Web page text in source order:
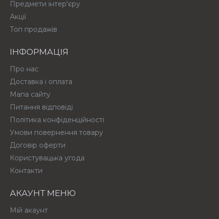
Предмети інтер'єру
Акції
Топ продажів
ІНФОРМАЦІЯ
Про нас
Доставка і оплата
Мапа сайту
Питання відповіді
Політика конфіденційності
Умови повернення товару
Договір оферти
Користувацька угода
Контакти
АКАУНТ МЕНЮ
Мій акаунт